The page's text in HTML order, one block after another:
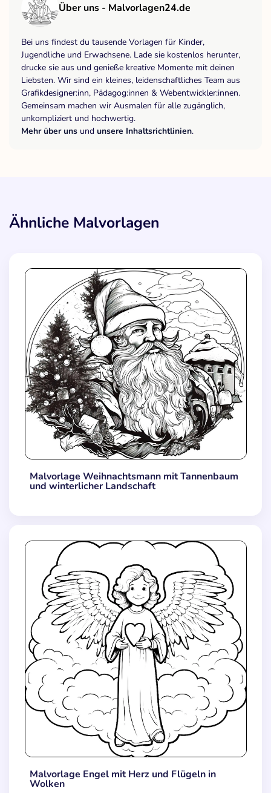
Über uns - Malvorlagen24.de
Bei uns findest du tausende Vorlagen für Kinder,
Jugendliche und Erwachsene. Lade sie kostenlos herunter,
drucke sie aus und genieße kreative Momente mit deinen
Liebsten. Wir sind ein kleines, leidenschaftliches Team aus
Grafikdesigner:inn, Pädagog:innen & Webentwickler:innen.
Gemeinsam machen wir Ausmalen für alle zugänglich,
unkompliziert und hochwertig.
Mehr über uns und unsere Inhaltsrichtlinien.
Ähnliche Malvorlagen
Malvorlage Weihnachtsmann mit Tannenbaum
und winterlicher Landschaft
Malvorlage Engel mit Herz und Flügeln in
Wolken